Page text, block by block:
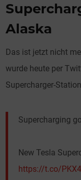
Alaska
Das ist jetzt nicht
wurde heute per
Supercharger-
Supercharging
New Tesla
https://t.co/